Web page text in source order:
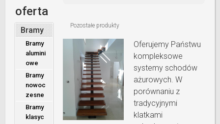
Pozostałe produkty
Oferujemy Państwu
kompleksowe
systemy schodów
ażurowych. W
porównaniu z
tradycyjnymi
klatkami
oferta
Bramy
Bramy
alumini
owe
Bramy
nowoc
zesne
Bramy
klasyc